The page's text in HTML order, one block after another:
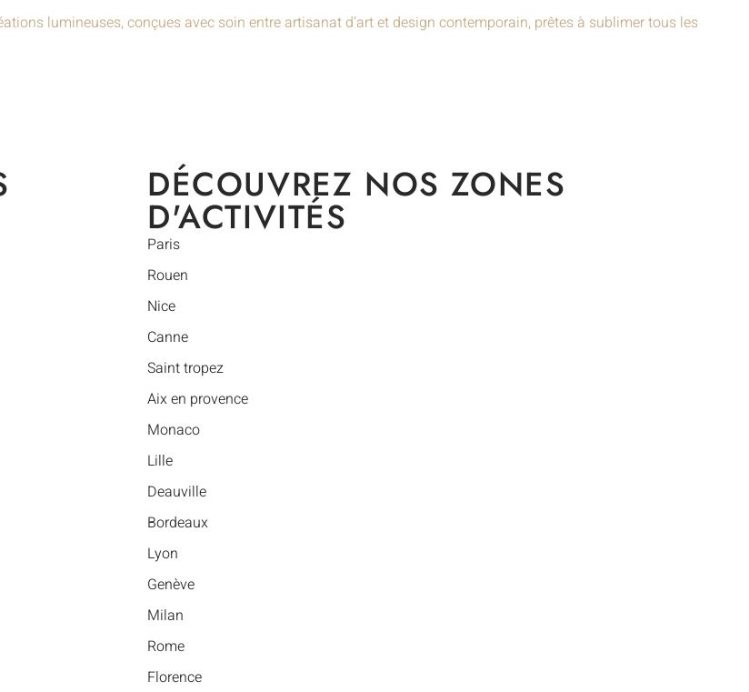
lumineuses, conçues avec soin entre artisanat d’art et design contemporain, prêtes à sublimer tous les
DÉCOUVREZ NOS ZONES
D'ACTIVITÉS
Paris
Rouen
Nice
Canne
Saint tropez
Aix en provence
Monaco
Lille
Deauville
Bordeaux
Lyon
Genève
Milan
Rome
Florence